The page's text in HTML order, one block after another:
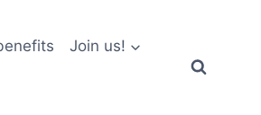
Join us!